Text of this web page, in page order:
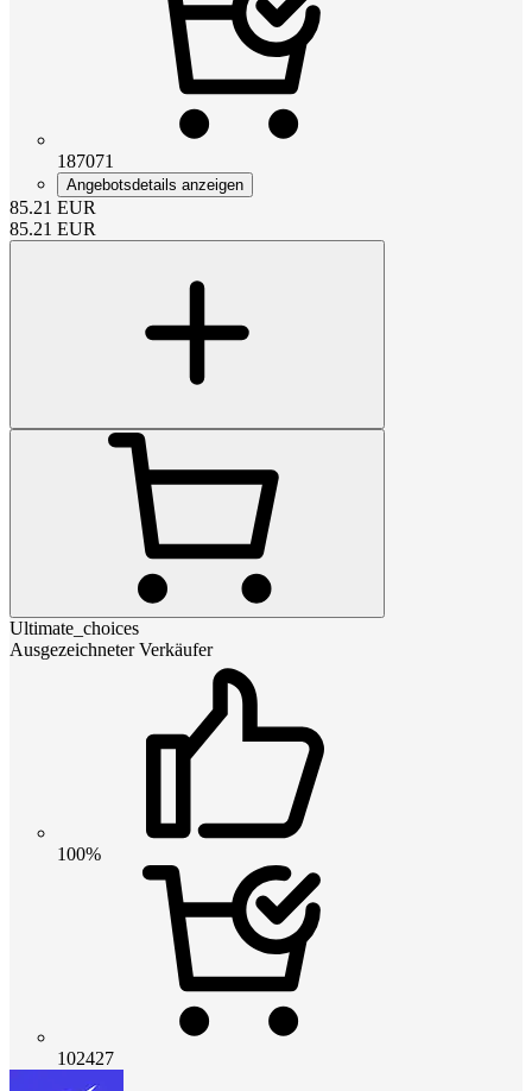
187071
Angebotsdetails anzeigen
85.21 EUR
85.21 EUR
Ultimate_choices
Ausgezeichneter Verkäufer
100%
102427